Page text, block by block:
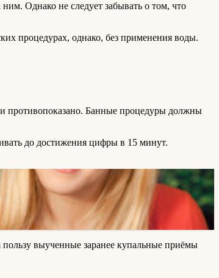
Однако не следует забывать о том, что
процедурах, однако, без применения воды.
противопоказано. Банные процедуры должны
до достижения цифры в 15 минут.
выученные заранее купальные приёмы